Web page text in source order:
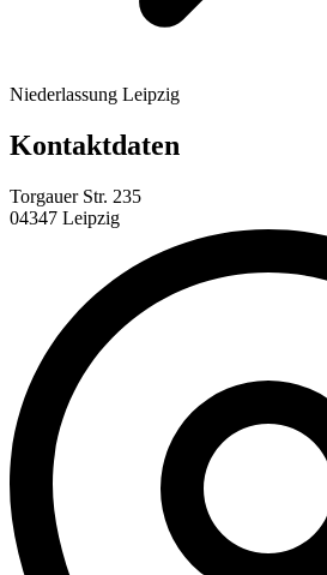
Niederlassung Leipzig
Kontaktdaten
Torgauer Str. 235
04347 Leipzig